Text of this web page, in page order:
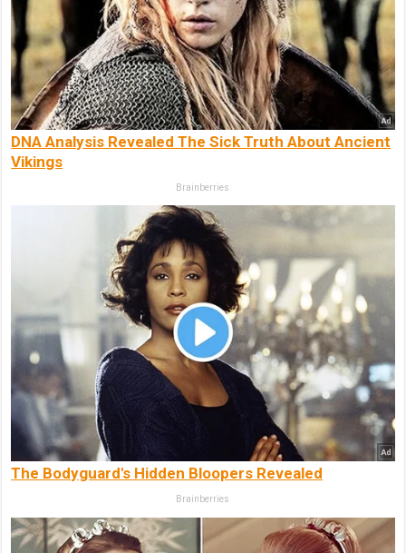
DNA Analysis Revealed The Sick Truth About Ancient
Vikings
Brainberries
The Bodyguard's Hidden Bloopers Revealed
Brainberries